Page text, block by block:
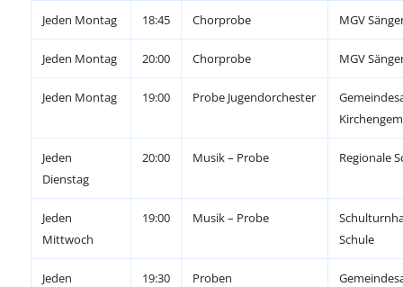
Jeden Montag 18:45 Chorprobe MGV
Jeden Montag 20:00 Chorprobe MGV
Jeden Montag 19:00 Probe Jugendorchester
Jeden
Dienstag
20:00 Musik – Probe Regionale
Jeden
Mittwoch
19:00 Musik – Probe
Schule
Jeden
19:30
Proben